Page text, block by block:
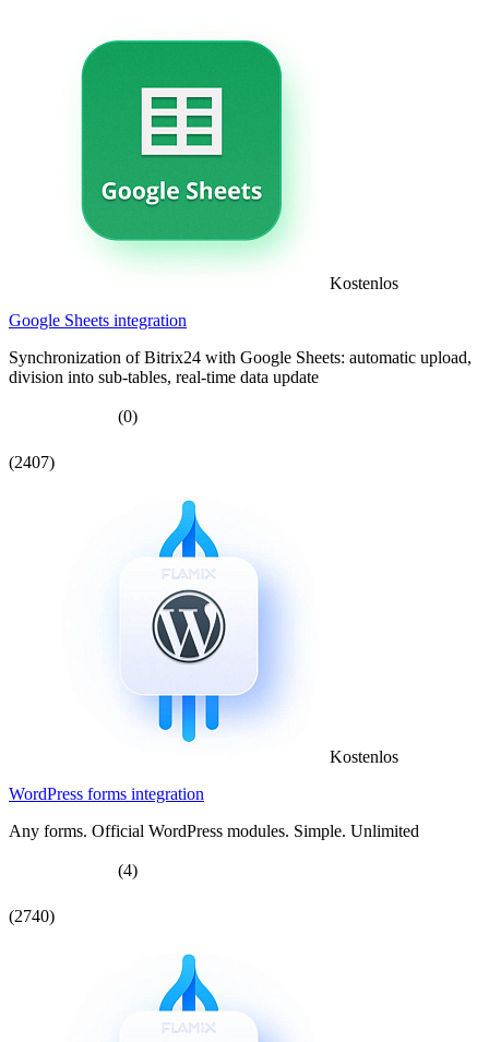
Kostenlos
Google Sheets integration
Synchronization of Bitrix24 with Google Sheets: automatic upload,
division into sub-tables, real-time data update
(0)
(2407)
Kostenlos
WordPress forms integration
Any forms. Official WordPress modules. Simple. Unlimited
(4)
(2740)